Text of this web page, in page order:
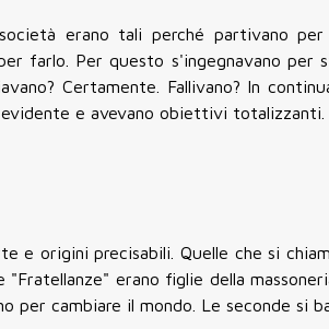
erano tali perché partivano
farlo. Per questo s'ingegnavano per
Certamente. Fallivano? In
e avevano obiettivi totalizzanti.
e origini precisabili. Quelle che si
erano figlie della
per cambiare il mondo. Le seconde si